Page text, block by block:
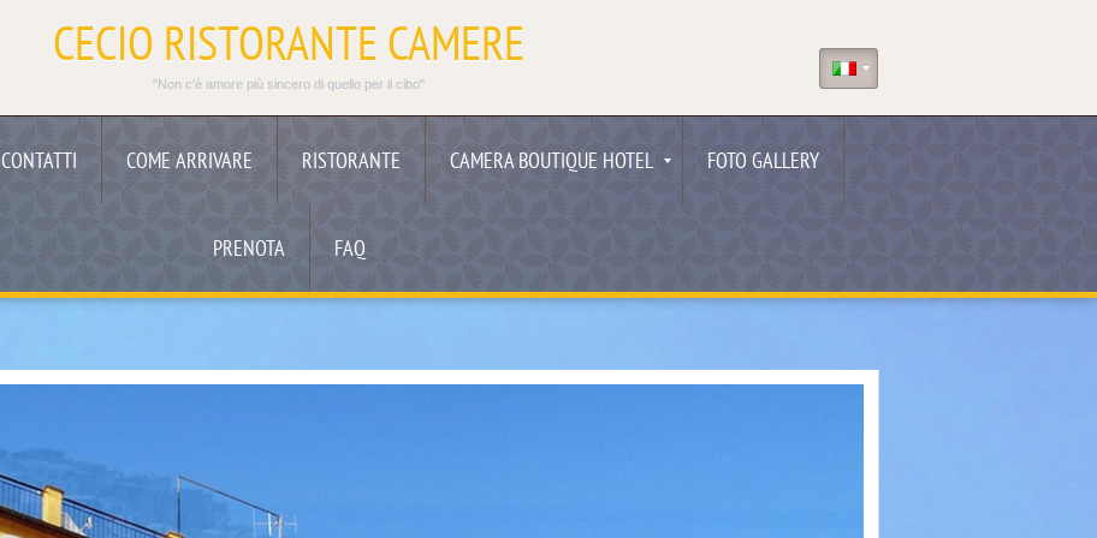
CECIO RISTORANTE CAMERE
"Non c'è amore più sincero di quello per il cibo"
CONTATTI COME ARRIVARE RISTORANTE CAMERA BOUTIQUE HOTEL FOTO GALLERY
PRENOTA FAQ